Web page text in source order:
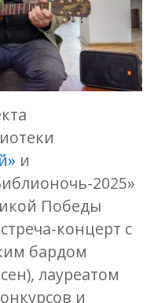
и
2025»
Победы
концерт с
бардом
лауреатом
и